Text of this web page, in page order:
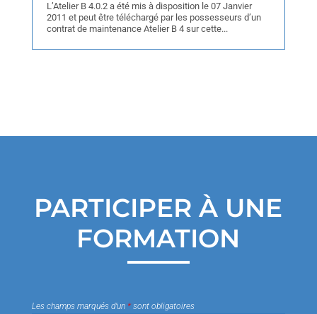
L’Atelier B 4.0.2 a été mis à disposition le 07 Janvier
2011 et peut être téléchargé par les possesseurs d’un
contrat de maintenance Atelier B 4 sur cette...
PARTICIPER À UNE
FORMATION
Les champs marqués d’un *sont obligatoires